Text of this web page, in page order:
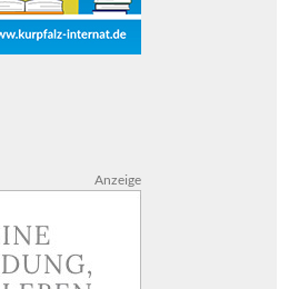
Anzeige